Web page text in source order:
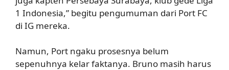
1 Indonesia,” begitu pengumuman dari Port FC
di IG mereka.
Namun, Port ngaku prosesnya belum
sepenuhnya kelar faktanya. Bruno masih harus